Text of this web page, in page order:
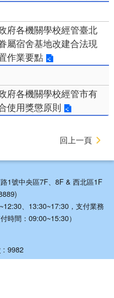
府各機關學校經管臺北
屬宿舍基地改建合法現
作業要點
府各機關學校經管市有
使用獎懲原則
回上一頁
1號中央區7F、8F & 西北區1F
、13:30~17:30，支付業務
時間：09:00~15:30）
9982